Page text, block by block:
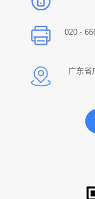
020 -
广东省